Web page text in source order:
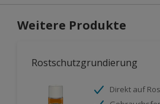
Weitere Produkte
Rostschutzgrundierung
Direkt auf